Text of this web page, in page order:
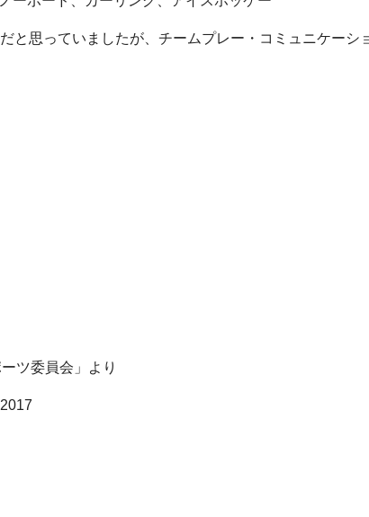
と思っていましたが、チームプレー・コミュニケー
ツ委員会」より